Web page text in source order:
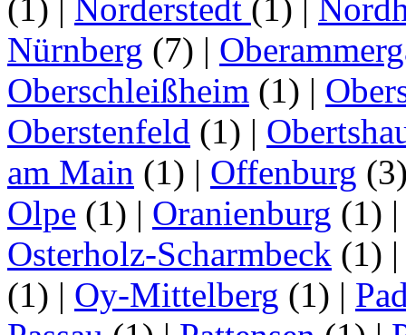
(1) | Norderstedt (1) |
Nürnberg (7) |
Oberschleißheim (1) |
Oberstenfeld (1) |
am Main (1) | Offenburg
Olpe (1) | Oranienburg (1)
Osterholz-Scharmbeck (1)
(1) | Oy-Mittelberg (1) |